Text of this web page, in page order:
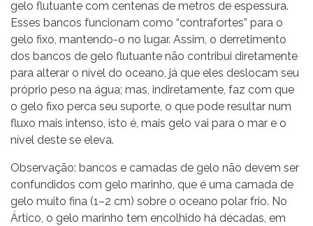
gelo flutuante com centenas de metros de espessura.
Esses bancos funcionam como “contrafortes” para o
gelo fixo, mantendo-o no lugar. Assim, o derretimento
dos bancos de gelo flutuante não contribui diretamente
para alterar o nível do oceano, já que eles deslocam seu
próprio peso na água; mas, indiretamente, faz com que
o gelo fixo perca seu suporte, o que pode resultar num
fluxo mais intenso, isto é, mais gelo vai para o mar e o
nível deste se eleva.
Observação: bancos e camadas de gelo não devem ser
confundidos com gelo marinho, que é uma camada de
gelo muito fina (1–2 cm) sobre o oceano polar frio. No
Ártico, o gelo marinho tem encolhido há décadas, em